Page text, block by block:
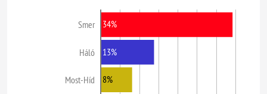
Smer
Háló
Most-Híd
34%
13%
8%